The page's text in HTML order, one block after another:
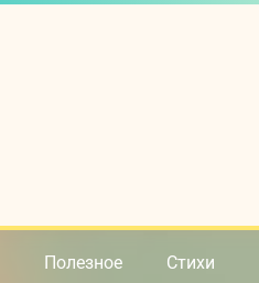
Полезное Стихи